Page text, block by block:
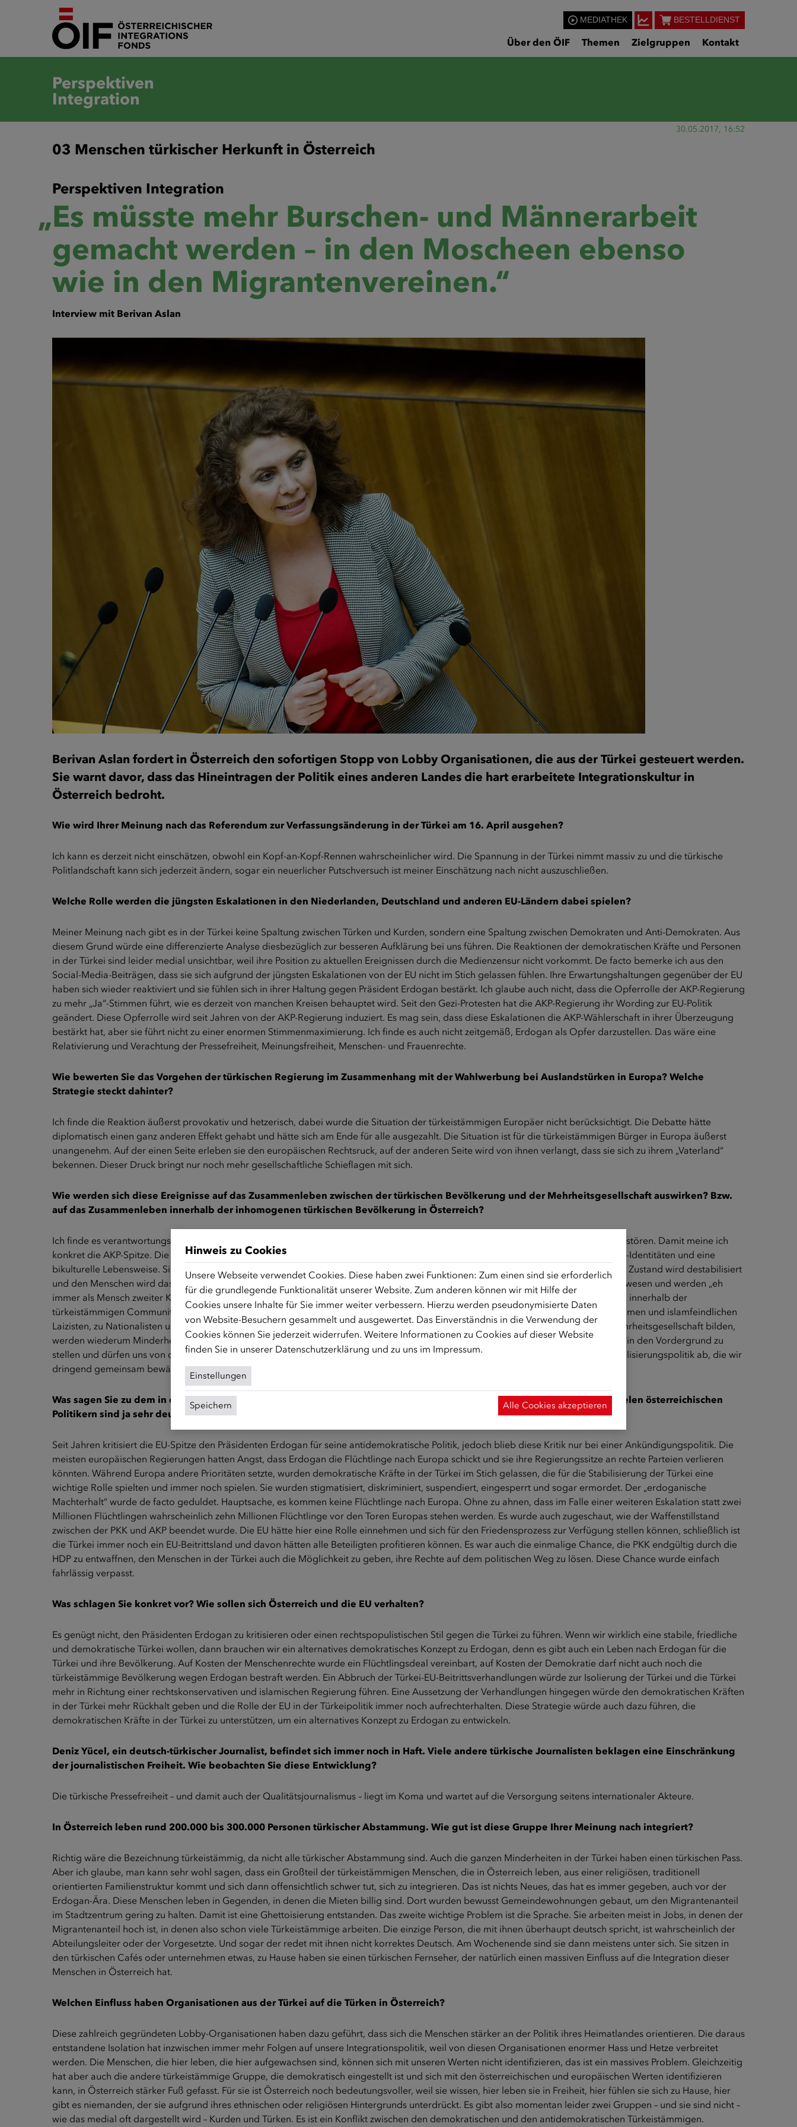
MEDIATHEK BESTELLDIENST
Über den ÖIF Themen Zielgruppen Kontakt
Perspektiven
Integration
03 Menschen türkischer Herkunft in Österreich
Perspektiven Integration
30.05.2017, 16:52
„Es müsste mehr Burschen- und Männerarbeit
gemacht werden – in den Moscheen ebenso
wie in den Migrantenvereinen.“
Interview mit Berivan Aslan
Berivan Aslan fordert in Österreich den sofortigen Stopp von Lobby Organisationen, die aus der Türkei gesteuert werden.
Sie warnt davor, dass das Hineintragen der Politik eines anderen Landes die hart erarbeitete Integrationskultur in
Österreich bedroht.
Wie wird Ihrer Meinung nach das Referendum zur Verfassungsänderung in der Türkei am 16. April ausgehen?
Ich kann es derzeit nicht einschätzen, obwohl ein Kopf-an-Kopf-Rennen wahrscheinlicher wird. Die Spannung in der Türkei nimmt massiv zu und die türkische
Politlandschaft kann sich jederzeit ändern, sogar ein neuerlicher Putschversuch ist meiner Einschätzung nach nicht auszuschließen.
Welche Rolle werden die jüngsten Eskalationen in den Niederlanden, Deutschland und anderen EU-Ländern dabei spielen?
Meiner Meinung nach gibt es in der Türkei keine Spaltung zwischen Türken und Kurden, sondern eine Spaltung zwischen Demokraten und Anti-Demokraten. Aus
diesem Grund würde eine differenzierte Analyse diesbezüglich zur besseren Aufklärung bei uns führen. Die Reaktionen der demokratischen Kräfte und Personen
in der Türkei sind leider medial unsichtbar, weil ihre Position zu aktuellen Ereignissen durch die Medienzensur nicht vorkommt. De facto bemerke ich aus den
Social-Media-Beiträgen, dass sie sich aufgrund der jüngsten Eskalationen von der EU nicht im Stich gelassen fühlen. Ihre Erwartungshaltungen gegenüber der EU
haben sich wieder reaktiviert und sie fühlen sich in ihrer Haltung gegen Präsident Erdogan bestärkt. Ich glaube auch nicht, dass die Opferrolle der AKP-Regierung
zu mehr „Ja“-Stimmen führt, wie es derzeit von manchen Kreisen behauptet wird. Seit den Gezi-Protesten hat die AKP-Regierung ihr Wording zur EU-Politik
geändert. Diese Opferrolle wird seit Jahren von der AKP-Regierung induziert. Es mag sein, dass diese Eskalationen die AKP-Wählerschaft in ihrer Überzeugung
bestärkt hat, aber sie führt nicht zu einer enormen Stimmenmaximierung. Ich finde es auch nicht zeitgemäß, Erdogan als Opfer darzustellen. Das wäre eine
Relativierung und Verachtung der Pressefreiheit, Meinungsfreiheit, Menschen- und Frauenrechte.
Wie bewerten Sie das Vorgehen der türkischen Regierung im Zusammenhang mit der Wahlwerbung bei Auslandstürken in Europa? Welche
Strategie steckt dahinter?
Ich finde die Reaktion äußerst provokativ und hetzerisch, dabei wurde die Situation der türkeistämmigen Europäer nicht berücksichtigt. Die Debatte hätte
diplomatisch einen ganz anderen Effekt gehabt und hätte sich am Ende für alle ausgezahlt. Die Situation ist für die türkeistämmigen Bürger in Europa äußerst
unangenehm. Auf der einen Seite erleben sie den europäischen Rechtsruck, auf der anderen Seite wird von ihnen verlangt, dass sie sich zu ihrem „Vaterland“
bekennen. Dieser Druck bringt nur noch mehr gesellschaftliche Schieflagen mit sich.
Wie werden sich diese Ereignisse auf das Zusammenleben zwischen der türkischen Bevölkerung und der Mehrheitsgesellschaft auswirken? Bzw.
auf das Zusammenleben innerhalb der inhomogenen türkischen Bevölkerung in Österreich?
Ich finde es verantwortungslos, wenn Politiker aufgrund persönlicher Profitmaximierung unsere jahrzehntelange Integrationsarbeit zerstören. Damit meine ich
konkret die AKP-Spitze. Die türkeistämmigen Bürger gehören zu Europa, haben ihren Lebensmittelpunkt in Europa, haben Patch-Work-Identitäten und eine
bikulturelle Lebensweise. Sie haben verschiedene Identitäten in ihrer Brust und das ist eine Bereicherung für das bunte Europa. Dieser Zustand wird destabilisiert
und den Menschen wird das Zugehörigkeitsgefühl weggenommen, in dem man ihnen das Gefühl gibt, sie wären „eh nie integriert“ gewesen und werden „eh
immer als Mensch zweiter Klasse“ behandelt. Menschen werden aufgrund dieser importierten Politik aus der Türkei kategorisiert, auch innerhalb der
türkeistämmigen Community. Sie werden zu regierungsnahen und regierungsfernen Aleviten, zu AKP- und PKK-Kurden, zu guten Muslimen und islamfeindlichen
Laizisten, zu Nationalisten und Staatsverrätern etc. separiert. Obwohl Menschen mit Migrationshintergrund eine Minderheit in der Mehrheitsgesellschaft bilden,
werden wiederum Minderheiten in der Minderheitengesellschaft konstruiert. Wir müssen wieder versuchen, unsere Gemeinsamkeiten in den Vordergrund zu
stellen und dürfen uns von diesem populistischen Stil nicht spalten lassen. Das hält uns von wahren Problemen wie zum Beispiel Globalisierungspolitik ab, die wir
dringend gemeinsam bewältigen müssen.
Was sagen Sie zu dem in diesem Kontext ausgesprochen harten Umgang von Österreich und der EU mit der Türkei? Von vielen österreichischen
Politikern sind ja sehr deutliche Worte wie „Quasi-Diktatur“ etc. gefallen.
Seit Jahren kritisiert die EU-Spitze den Präsidenten Erdogan für seine antidemokratische Politik, jedoch blieb diese Kritik nur bei einer Ankündigungspolitik. Die
meisten europäischen Regierungen hatten Angst, dass Erdogan die Flüchtlinge nach Europa schickt und sie ihre Regierungssitze an rechte Parteien verlieren
könnten. Während Europa andere Prioritäten setzte, wurden demokratische Kräfte in der Türkei im Stich gelassen, die für die Stabilisierung der Türkei eine
wichtige Rolle spielten und immer noch spielen. Sie wurden stigmatisiert, diskriminiert, suspendiert, eingesperrt und sogar ermordet. Der „erdoganische
Machterhalt“ wurde de facto geduldet. Hauptsache, es kommen keine Flüchtlinge nach Europa. Ohne zu ahnen, dass im Falle einer weiteren Eskalation statt zwei
Millionen Flüchtlingen wahrscheinlich zehn Millionen Flüchtlinge vor den Toren Europas stehen werden. Es wurde auch zugeschaut, wie der Waffenstillstand
zwischen der PKK und AKP beendet wurde. Die EU hätte hier eine Rolle einnehmen und sich für den Friedensprozess zur Verfügung stellen können, schließlich ist
die Türkei immer noch ein EU-Beitrittsland und davon hätten alle Beteiligten profitieren können. Es war auch die einmalige Chance, die PKK endgültig durch die
HDP zu entwaffnen, den Menschen in der Türkei auch die Möglichkeit zu geben, ihre Rechte auf dem politischen Weg zu lösen. Diese Chance wurde einfach
fahrlässig verpasst.
Was schlagen Sie konkret vor? Wie sollen sich Österreich und die EU verhalten?
Es genügt nicht, den Präsidenten Erdogan zu kritisieren oder einen rechtspopulistischen Stil gegen die Türkei zu führen. Wenn wir wirklich eine stabile, friedliche
und demokratische Türkei wollen, dann brauchen wir ein alternatives demokratisches Konzept zu Erdogan, denn es gibt auch ein Leben nach Erdogan für die
Türkei und ihre Bevölkerung. Auf Kosten der Menschenrechte wurde ein Flüchtlingsdeal vereinbart, auf Kosten der Demokratie darf nicht auch noch die
türkeistämmige Bevölkerung wegen Erdogan bestraft werden. Ein Abbruch der Türkei-EU-Beitrittsverhandlungen würde zur Isolierung der Türkei und die Türkei
mehr in Richtung einer rechtskonservativen und islamischen Regierung führen. Eine Aussetzung der Verhandlungen hingegen würde den demokratischen Kräften
in der Türkei mehr Rückhalt geben und die Rolle der EU in der Türkeipolitik immer noch aufrechterhalten. Diese Strategie würde auch dazu führen, die
demokratischen Kräfte in der Türkei zu unterstützen, um ein alternatives Konzept zu Erdogan zu entwickeln.
Deniz Yücel, ein deutsch-türkischer Journalist, befindet sich immer noch in Haft. Viele andere türkische Journalisten beklagen eine Einschränkung
der journalistischen Freiheit. Wie beobachten Sie diese Entwicklung?
Die türkische Pressefreiheit – und damit auch der Qualitätsjournalismus – liegt im Koma und wartet auf die Versorgung seitens internationaler Akteure.
In Österreich leben rund 200.000 bis 300.000 Personen türkischer Abstammung. Wie gut ist diese Gruppe Ihrer Meinung nach integriert?
Richtig wäre die Bezeichnung türkeistämmig, da nicht alle türkischer Abstammung sind. Auch die ganzen Minderheiten in der Türkei haben einen türkischen Pass.
Aber ich glaube, man kann sehr wohl sagen, dass ein Großteil der türkeistämmigen Menschen, die in Österreich leben, aus einer religiösen, traditionell
orientierten Familienstruktur kommt und sich dann offensichtlich schwer tut, sich zu integrieren. Das ist nichts Neues, das hat es immer gegeben, auch vor der
Erdogan-Ära. Diese Menschen leben in Gegenden, in denen die Mieten billig sind. Dort wurden bewusst Gemeindewohnungen gebaut, um den Migrantenanteil
im Stadtzentrum gering zu halten. Damit ist eine Ghettoisierung entstanden. Das zweite wichtige Problem ist die Sprache. Sie arbeiten meist in Jobs, in denen der
Migrantenanteil hoch ist, in denen also schon viele Türkeistämmige arbeiten. Die einzige Person, die mit ihnen überhaupt deutsch spricht, ist wahrscheinlich der
Abteilungsleiter oder der Vorgesetzte. Und sogar der redet mit ihnen nicht korrektes Deutsch. Am Wochenende sind sie dann meistens unter sich. Sie sitzen in
den türkischen Cafés oder unternehmen etwas, zu Hause haben sie einen türkischen Fernseher, der natürlich einen massiven Einfluss auf die Integration dieser
Menschen in Österreich hat.
Welchen Einfluss haben Organisationen aus der Türkei auf die Türken in Österreich?
Diese zahlreich gegründeten Lobby-Organisationen haben dazu geführt, dass sich die Menschen stärker an der Politik ihres Heimatlandes orientieren. Die daraus
entstandene Isolation hat inzwischen immer mehr Folgen auf unsere Integrationspolitik, weil von diesen Organisationen enormer Hass und Hetze verbreitet
werden. Die Menschen, die hier leben, die hier aufgewachsen sind, können sich mit unseren Werten nicht identifizieren, das ist ein massives Problem. Gleichzeitig
hat aber auch die andere türkeistämmige Gruppe, die demokratisch eingestellt ist und sich mit den österreichischen und europäischen Werten identifizieren
kann, in Österreich stärker Fuß gefasst. Für sie ist Österreich noch bedeutungsvoller, weil sie wissen, hier leben sie in Freiheit, hier fühlen sie sich zu Hause, hier
gibt es niemanden, der sie aufgrund ihres ethnischen oder religiösen Hintergrunds unterdrückt. Es gibt also momentan leider zwei Gruppen – und sie sind nicht –
wie das medial oft dargestellt wird – Kurden und Türken. Es ist ein Konflikt zwischen den demokratischen und den antidemokratischen Türkeistämmigen.
Hinweis zu Cookies
Unsere Webseite verwendet Cookies. Diese haben zwei Funktionen: Zum einen sind sie erforderlich
für die grundlegende Funktionalität unserer Website. Zum anderen können wir mit Hilfe der
Cookies unsere Inhalte für Sie immer weiter verbessern. Hierzu werden pseudonymisierte Daten
von Website-Besuchern gesammelt und ausgewertet. Das Einverständnis in die Verwendung der
Cookies können Sie jederzeit widerrufen. Weitere Informationen zu Cookies auf dieser Website
finden Sie in unserer Datenschutzerklärung und zu uns im Impressum.
Einstellungen
Speichern Alle Cookies akzeptieren